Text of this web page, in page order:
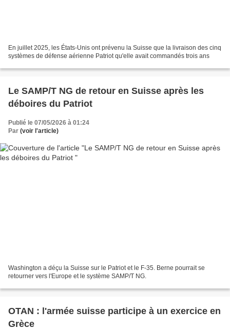
En juillet 2025, les États-Unis ont prévenu la Suisse que la livraison des cinq
systèmes de défense aérienne Patriot qu'elle avait commandés trois ans
Le SAMP/T NG de retour en Suisse après les
déboires du Patriot
Publié le 07/05/2026 à 01:24
Par (voir l'article)
Washington a déçu la Suisse sur le Patriot et le F-35. Berne pourrait se
retourner vers l'Europe et le système SAMP/T NG.
OTAN : l'armée suisse participe à un exercice en
Grèce